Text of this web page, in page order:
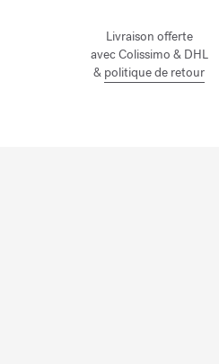
Livraison offerte
avec Colissimo & DHL
& politique de retour